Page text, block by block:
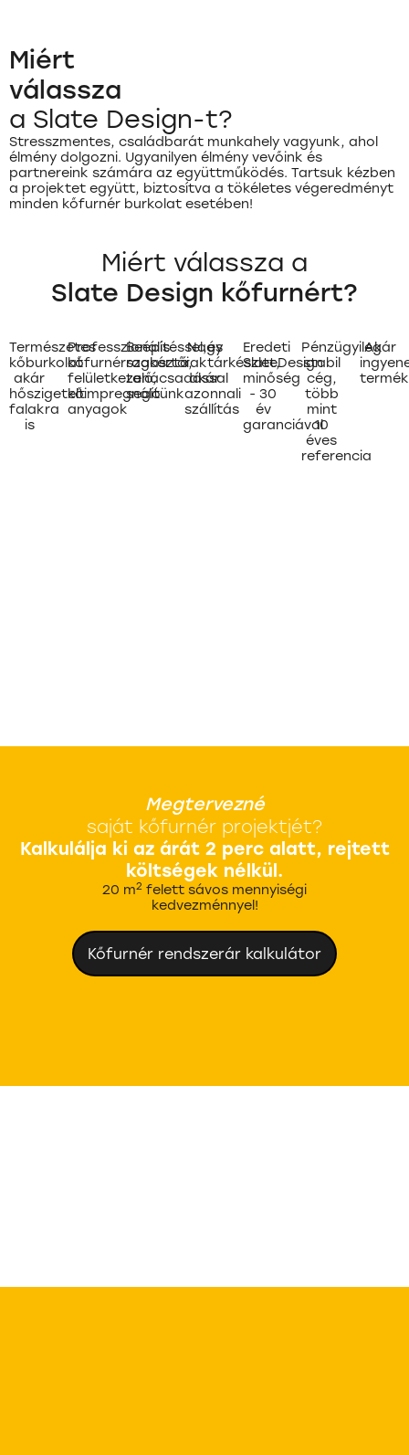
Miért
válassza
a Slate Design-t?
Stresszmentes, családbarát munkahely vagyunk, ahol
élmény dolgozni. Ugyanilyen élmény vevőink és
partnereink számára az együttműködés. Tartsuk kézben
a projektet együtt, biztosítva a tökéletes végeredményt
minden kőfurnér burkolat esetében!
Miért válassza a
Slate Design kőfurnért?
Természetes
kőburkolat
akár
hőszigetelt
falakra
is
Professzionális
kőfurnérragasztó,
felületkezelő,
kőimpregnáló
anyagok
Beépítéssel,és
szakértői
tanácsadással
segítünk
Nagy
raktárkészlet,
akár
azonnali
szállítás
Eredeti
SlateDesign
minőség
- 30
év
garanciával
Pénzügyileg
stabil
cég,
több
mint
10
éves
referencia
Akár
Megtervezné
saját kőfurnér projektjét?
Kalkulálja ki az árát 2 perc alatt, rejtett
költségek nélkül.
20 m2 felett sávos mennyiségi
kedvezménnyel!
Kőfurnér rendszerár kalkulátor